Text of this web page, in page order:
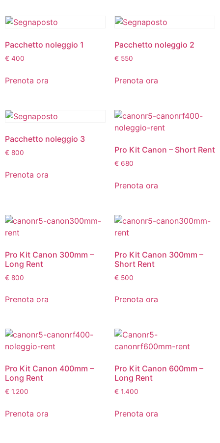
Pacchetto noleggio 1
€ 400
Prenota ora
Pacchetto noleggio 2
€ 550
Prenota ora
Pacchetto noleggio 3
€ 800
Prenota ora
Pro Kit Canon – Short Rent
€ 680
Prenota ora
Pro Kit Canon 300mm –
Long Rent
€ 800
Prenota ora
Pro Kit Canon 300mm –
Short Rent
€ 500
Prenota ora
Pro Kit Canon 400mm –
Long Rent
€ 1.200
Prenota ora
Pro Kit Canon 600mm –
Long Rent
€ 1.400
Prenota ora